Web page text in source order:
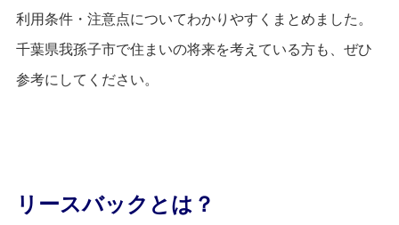
利用条件・注意点についてわかりやすくまとめました。
千葉県我孫子市で住まいの将来を考えている方も、ぜひ
参考にしてください。
リースバックとは？